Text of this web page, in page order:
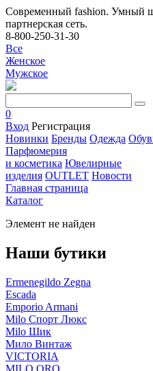
Современный fashion. Умный
партнерская сеть.
8-800-250-31-30
Все
Женское
Мужское
0
Вход Регистрация
Новинки Бренды Одежда
Парфюмерия
и косметика Ювелирные
изделия OUTLET Новости
Главная страница
Каталог
Элемент не найден
Наши бутики
Ermenegildo Zegna
Escada
Emporio Armani
Milo Спорт Люкс
Milo Шик
Мило Винтаж
VICTORIA
MILO ORO